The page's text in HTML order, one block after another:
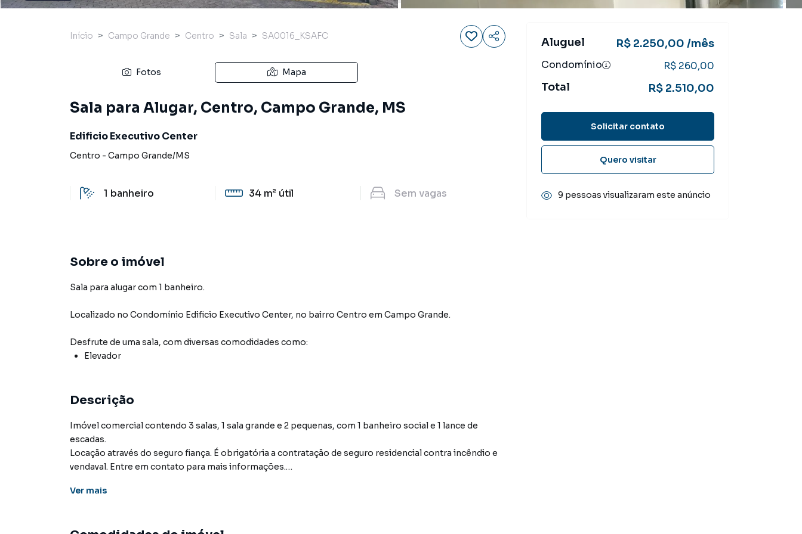
Início Campo Grande Centro Sala SA0016_KSAFC
Fotos Mapa
Sala para Alugar, Centro, Campo Grande, MS
Edificio Executivo Center
Centro - Campo Grande/MS
1 banheiro 34 m² útil Sem vagas
Sobre o imóvel
Sala para alugar com 1 banheiro.
Localizado no Condomínio Edificio Executivo Center, no bairro Centro em Campo Grande.
Desfrute de uma sala, com diversas comodidades como:
Elevador
Descrição
Imóvel comercial contendo 3 salas, 1 sala grande e 2 pequenas, com 1 banheiro social e 1 lance de
escadas.
Locação através do seguro fiança. É obrigatória a contratação de seguro residencial contra incêndio e
vendaval. Entre em contato para mais informações.
Ver mais
Aluguel R$ 2.250,00 /mês
Condomínio R$ 260,00
Total R$ 2.510,00
Solicitar contato
Quero visitar
9 pessoas visualizaram este anúncio